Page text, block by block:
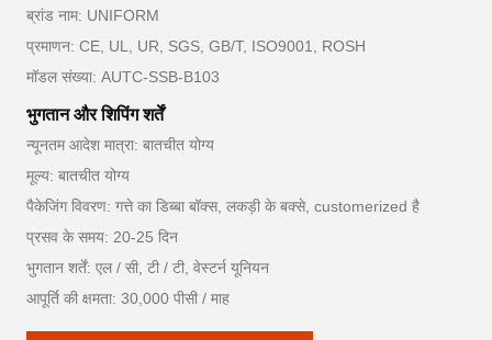
ब्रांड नाम: UNIFORM
प्रमाणन: CE, UL, UR, SGS, GB/T, ISO9001, ROSH
मॉडल संख्या: AUTC-SSB-B103
भुगतान और शिपिंग शर्तें
न्यूनतम आदेश मात्रा: बातचीत योग्य
मूल्य: बातचीत योग्य
पैकेजिंग विवरण: गत्ते का डिब्बा बॉक्स, लकड़ी के बक्से, customerized है
प्रसव के समय: 20-25 दिन
भुगतान शर्तें: एल / सी, टी / टी, वेस्टर्न यूनियन
आपूर्ति की क्षमता: 30,000 पीसी / माह